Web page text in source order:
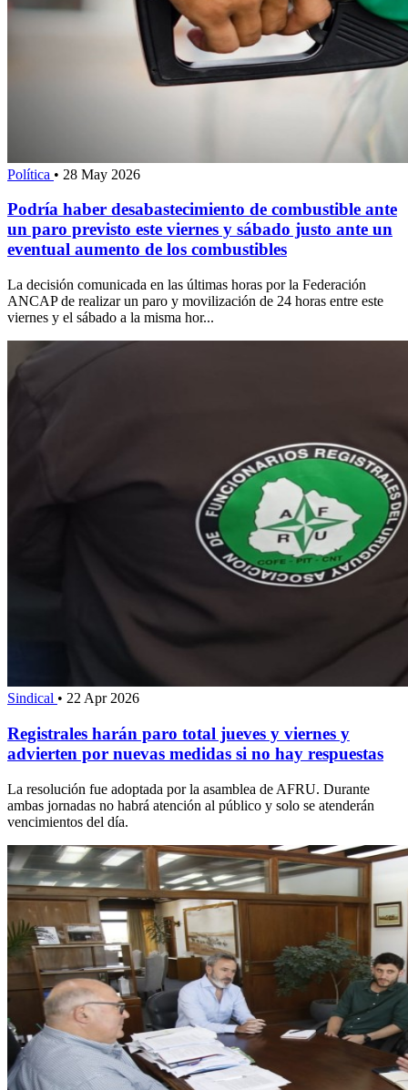
Política • 28 May 2026
Podría haber desabastecimiento de combustible ante
un paro previsto este viernes y sábado justo ante un
eventual aumento de los combustibles
La decisión comunicada en las últimas horas por la Federación
ANCAP de realizar un paro y movilización de 24 horas entre este
viernes y el sábado a la misma hor...
Sindical • 22 Apr 2026
Registrales harán paro total jueves y viernes y
advierten por nuevas medidas si no hay respuestas
La resolución fue adoptada por la asamblea de AFRU. Durante
ambas jornadas no habrá atención al público y solo se atenderán
vencimientos del día.